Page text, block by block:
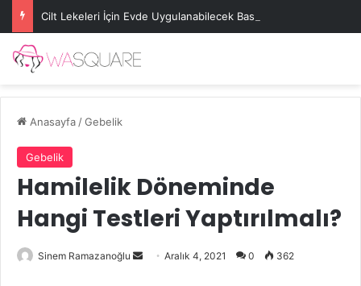
Cilt Lekeleri İçin Evde Uygulanabilecek Basit Maskeler
Anasayfa/Gebelik
Gebelik
Hamilelik Döneminde
Hangi Testleri Yaptırılmalı?
Sinem Ramazanoğlu
Bir
Aralık 4, 2021 0 362